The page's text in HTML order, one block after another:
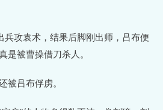
兵攻袁术，结果后脚刚出师，吕布便
是被曹操借刀杀人。
被吕布俘虏。